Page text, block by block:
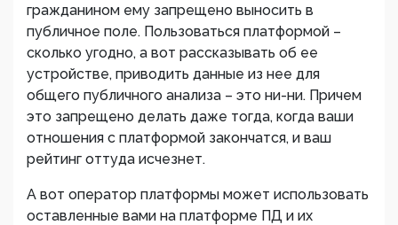
гражданином ему запрещено выносить в
публичное поле. Пользоваться платформой –
сколько угодно, а вот рассказывать об ее
устройстве, приводить данные из нее для
общего публичного анализа – это ни-ни. Причем
это запрещено делать даже тогда, когда ваши
отношения с платформой закончатся, и ваш
рейтинг оттуда исчезнет.
А вот оператор платформы может использовать
оставленные вами на платформе ПД и их